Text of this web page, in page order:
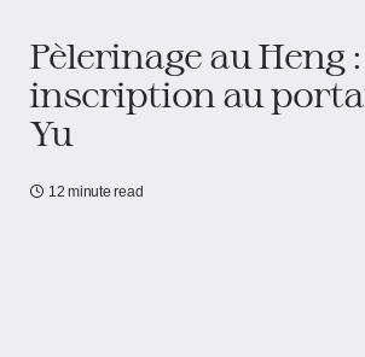
Pèlerinage au Heng :
inscription au
Yu
12 minute read